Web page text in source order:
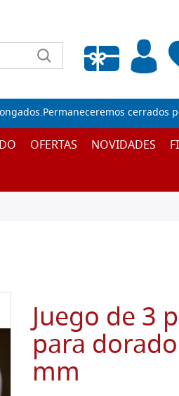
de deseos vacía
cerrados
OFERTAS NOVIDADES
Juego de 3
para
mm